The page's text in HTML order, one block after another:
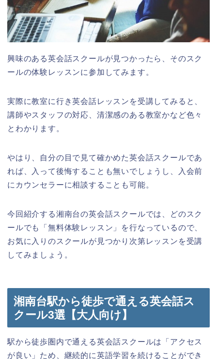
興味のある英会話スクールが見つかったら、そのスク
ールの体験レッスンに参加してみます。
実際に教室に行き英会話レッスンを受講してみると、
講師やスタッフの対応、清潔感のある教室かなど色々
とわかります。
やはり、自分の目で見て確かめた英会話スクールであ
れば、入って後悔することも無いでしょうし、入会前
にカウンセラーに相談することも可能。
今回紹介する湘南台の英会話スクールでは、どのスク
ールでも「無料体験レッスン」を行なっているので、
お気に入りのスクールが見つかり次第レッスンを受講
してみましょう。
湘南台駅から徒歩で通える英会話ス
クール3選【大人向け】
駅から徒歩圏内で通える英会話スクールは「アクセス
が良い」ため、継続的に英語学習を続けることができ